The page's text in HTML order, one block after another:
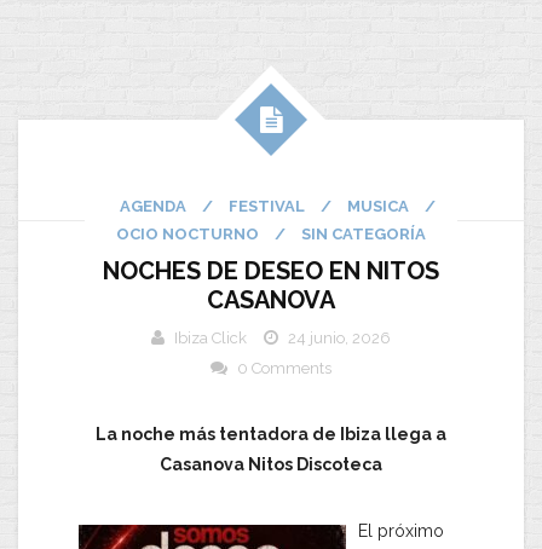
AGENDA / FESTIVAL / MUSICA
/
OCIO NOCTURNO
/ SIN CATEGORÍA
NOCHES DE DESEO EN NITOS
CASANOVA
Ibiza Click
24 junio, 2026
0 Comments
La noche más tentadora de Ibiza llega a
Casanova Nitos Discoteca
El próximo